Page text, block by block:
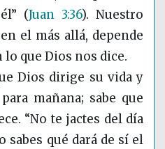
(Juan 3:36). Nuestro
el más allá, depende
lo que Dios nos dice.
Dios dirige su vida y
mañana; sabe que
“No te jactes del día
sabes qué dará de sí el